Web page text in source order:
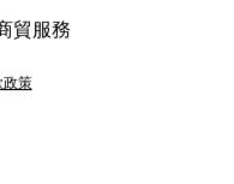
貿服務
政策